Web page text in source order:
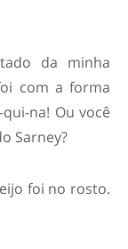
da minha
com a forma
na! Ou você
Sarney?
foi no rosto.